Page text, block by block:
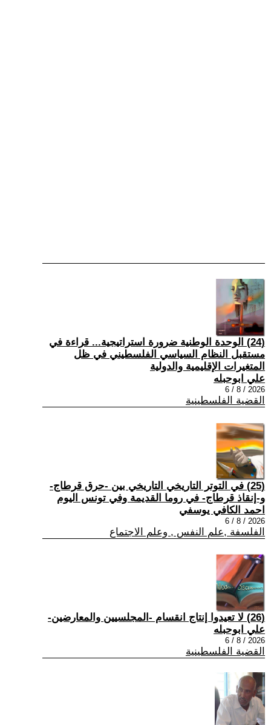
(24) الوحدة الوطنية ضرورة استراتيجية... قراءة في
مستقبل النظام السياسي الفلسطيني في ظل
المتغيرات الإقليمية والدولية
علي ابوحبله
2026 / 8 / 6
القضية الفلسطينية
(25) في التوتر التاريخي التاريخي بين -حرق قرطاج-
و-إنقاذ قرطاج- في روما القديمة وفي تونس اليوم
احمد الكافي يوسفي
2026 / 8 / 6
الفلسفة ,علم النفس , وعلم الاجتماع
(26) لا تعيدوا إنتاج انقسام -المجلسيين والمعارضين-
علي ابوحبله
2026 / 8 / 6
القضية الفلسطينية